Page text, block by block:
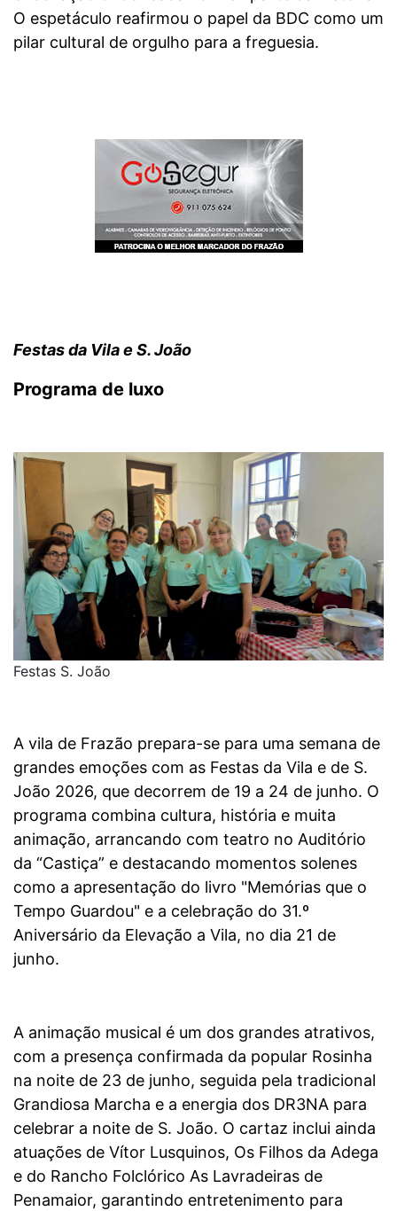
O espetáculo reafirmou o papel da BDC como um
pilar cultural de orgulho para a freguesia.
Festas da Vila e S. João
Programa de luxo
Festas S. João
A vila de Frazão prepara-se para uma semana de
grandes emoções com as Festas da Vila e de S.
João 2026, que decorrem de 19 a 24 de junho. O
programa combina cultura, história e muita
animação, arrancando com teatro no Auditório
da “Castiça” e destacando momentos solenes
como a apresentação do livro "Memórias que o
Tempo Guardou" e a celebração do 31.º
Aniversário da Elevação a Vila, no dia 21 de
junho.
A animação musical é um dos grandes atrativos,
com a presença confirmada da popular Rosinha
na noite de 23 de junho, seguida pela tradicional
Grandiosa Marcha e a energia dos DR3NA para
celebrar a noite de S. João. O cartaz inclui ainda
atuações de Vítor Lusquinos, Os Filhos da Adega
e do Rancho Folclórico As Lavradeiras de
Penamaior, garantindo entretenimento para